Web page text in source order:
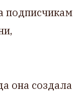
подписчикам
она создала